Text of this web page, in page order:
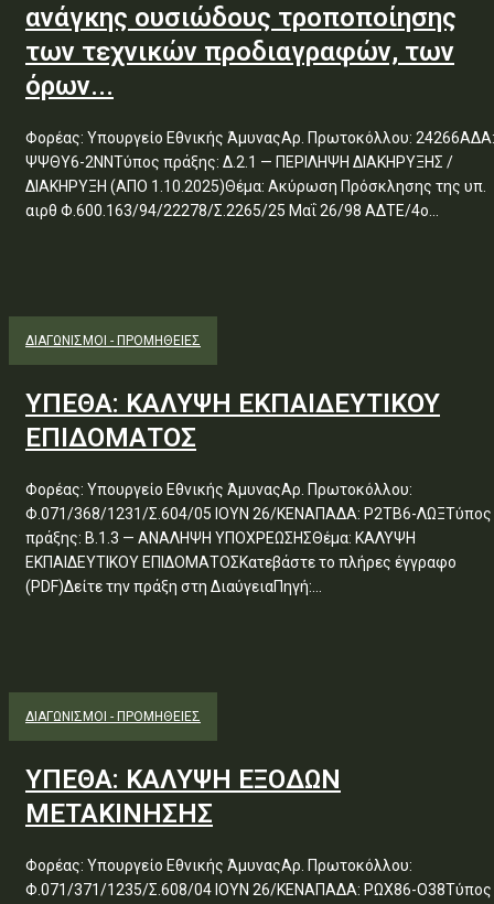
ανάγκης ουσιώδους τροποποίησης
των τεχνικών προδιαγραφών, των
όρων...
Φορέας: Υπουργείο Εθνικής ΆμυναςΑρ. Πρωτοκόλλου: 24266ΑΔΑ:
ΨΨΘΥ6-2ΝΝΤύπος πράξης: Δ.2.1 — ΠΕΡΙΛΗΨΗ ΔΙΑΚΗΡΥΞΗΣ /
ΔΙΑΚΗΡΥΞΗ (ΑΠΟ 1.10.2025)Θέμα: Ακύρωση Πρόσκλησης της υπ.
αιρθ Φ.600.163/94/22278/Σ.2265/25 Μαΐ 26/98 ΑΔΤΕ/4ο...
ΔΙΑΓΩΝΙΣΜΟΊ - ΠΡΟΜΉΘΕΙΕΣ
ΥΠΕΘΑ: ΚΑΛΥΨΗ ΕΚΠΑΙΔΕΥΤΙΚΟΥ
ΕΠΙΔΟΜΑΤΟΣ
Φορέας: Υπουργείο Εθνικής ΆμυναςΑρ. Πρωτοκόλλου:
Φ.071/368/1231/Σ.604/05 ΙΟΥΝ 26/ΚΕΝΑΠΑΔΑ: Ρ2ΤΒ6-ΛΩΞΤύπος
πράξης: Β.1.3 — ΑΝΑΛΗΨΗ ΥΠΟΧΡΕΩΣΗΣΘέμα: ΚΑΛΥΨΗ
ΕΚΠΑΙΔΕΥΤΙΚΟΥ ΕΠΙΔΟΜΑΤΟΣΚατεβάστε το πλήρες έγγραφο
(PDF)Δείτε την πράξη στη ΔιαύγειαΠηγή:...
ΔΙΑΓΩΝΙΣΜΟΊ - ΠΡΟΜΉΘΕΙΕΣ
ΥΠΕΘΑ: ΚΑΛΥΨΗ ΕΞΟΔΩΝ
ΜΕΤΑΚΙΝΗΣΗΣ
Φορέας: Υπουργείο Εθνικής ΆμυναςΑρ. Πρωτοκόλλου:
Φ.071/371/1235/Σ.608/04 ΙΟΥΝ 26/ΚΕΝΑΠΑΔΑ: ΡΩΧ86-Ο38Τύπος